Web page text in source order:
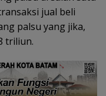
jual beli
palsu yang jika,
triliun.